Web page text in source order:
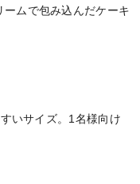
ムで包み込んだケーキ
いサイズ。1名様向け